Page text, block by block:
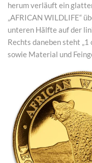
herum verläuft ein
„AFRICAN WILDLIFE“
unteren Hälfte auf der
Rechts daneben steht
sowie Material und